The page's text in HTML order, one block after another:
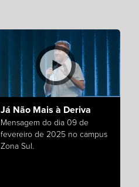
Já Não Mais à Deriva
Mensagem do dia 09 de
fevereiro de 2025 no campus
Zona Sul.